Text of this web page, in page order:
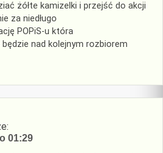
żółte kamizelki i przejść do akcji
za niedługo
POPiS-u która
nad kolejnym rozbiorem
01:29